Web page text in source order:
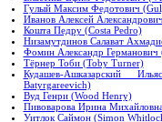
Гулый Максим Федотович
Иванов Алексей
Кошта Педру (Costa Pedro)
Низамутдинов Салават
Фомин Александр
Тёрнер Тоби (Toby Turner)
Кудашев-Ашказарский
Batyrgareevich)
Вуд Генри (Wood Henry)
Пивоварова Ирина
Уитлок Саймон (Simon